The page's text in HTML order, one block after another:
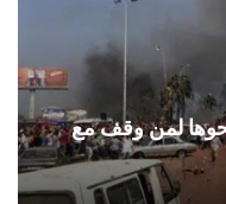
لمن وقف مع